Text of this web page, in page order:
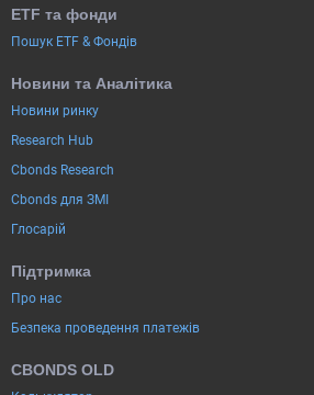
ETF та фонди
Пошук ETF & Фондів
Новини та Аналітика
Новини ринку
Research Hub
Cbonds Research
Cbonds для ЗМІ
Глосарій
Підтримка
Про нас
Безпека проведення платежів
CBONDS OLD